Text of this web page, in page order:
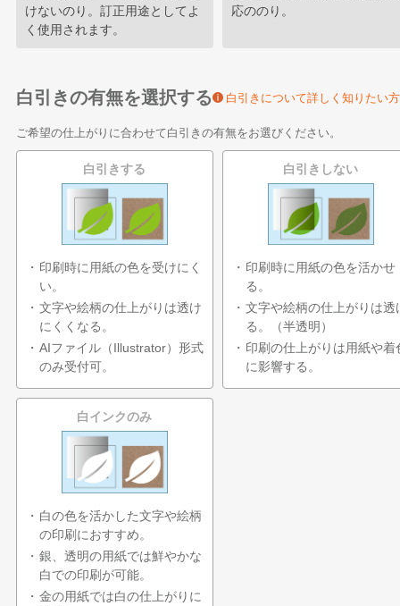
けないのり。訂正用途としてよ
く使用されます。
応ののり。
白引きの有無を選択する 白引きについて詳しく知りたい方
ご希望の仕上がりに合わせて白引きの有無をお選びください。
白引きする
印刷時に用紙の色を受けにく
い。
文字や絵柄の仕上がりは透け
にくくなる。
AIファイル（Illustrator）形式
のみ受付可。
白引きしない
印刷時に用紙の色を活かせ
る。
文字や絵柄の仕上がりは透
る。（半透明）
印刷の仕上がりは用紙や着
に影響する。
白インクのみ
白の色を活かした文字や絵柄
の印刷におすすめ。
銀、透明の用紙では鮮やかな
白での印刷が可能。
金の用紙では白の仕上がりに